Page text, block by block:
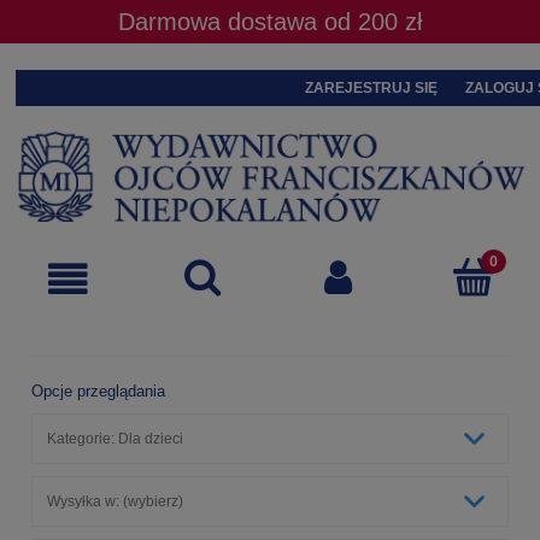
Darmowa dostawa od 200 zł
ZAREJESTRUJ SIĘ ZALOGUJ
Opcje przeglądania
Kategorie: Dla dzieci
Wysyłka w: (wybierz)